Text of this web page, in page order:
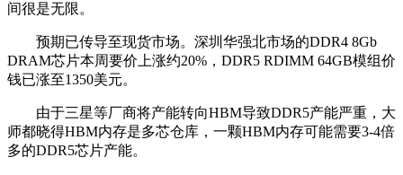
间很是无限。
预期已传导至现货市场。深圳华强北市场的DDR4 8Gb
DRAM芯片本周要价上涨约20%，DDR5 RDIMM 64GB模组价
钱已涨至1350美元。
由于三星等厂商将产能转向HBM导致DDR5产能严重，大
师都晓得HBM内存是多芯仓库，一颗HBM内存可能需要3-4倍
多的DDR5芯片产能。